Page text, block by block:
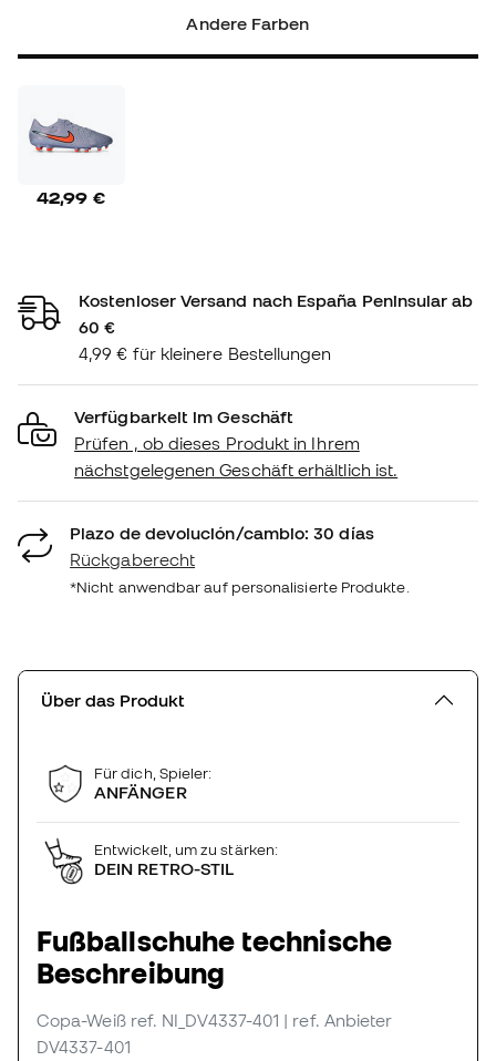
Andere Farben
42,99 €
Kostenloser Versand nach España Peninsular ab
60 €
4,99 € für kleinere Bestellungen
Verfügbarkeit im Geschäft
Prüfen , ob dieses Produkt in Ihrem
nächstgelegenen Geschäft erhältlich ist.
Plazo de devolución/cambio: 30 días
Rückgaberecht
*Nicht anwendbar auf personalisierte Produkte.
Über das Produkt
Für dich, Spieler:
ANFÄNGER
Entwickelt, um zu stärken:
DEIN RETRO-STIL
Fußballschuhe technische
Beschreibung
Copa-Weiß ref. NI_DV4337-401 | ref. Anbieter
DV4337-401